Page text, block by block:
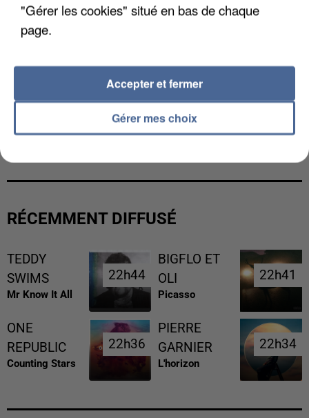
L’UN DES FONDATEURS SUPPOSÉS DE LA DZ
RÉCEMMENT DIFFUSÉ
TEDDY
SWIMS
Mr Know It All
22h44
22h44
BIGFLO ET
OLI
Picasso
22h41
22h41
ONE
REPUBLIC
Counting Stars
22h36
22h36
PIERRE
GARNIER
L'horizon
22h34
22h34
"Gérer les cookies" situé en bas de chaque
page.
Gérer mes choix
Accepter et fermer